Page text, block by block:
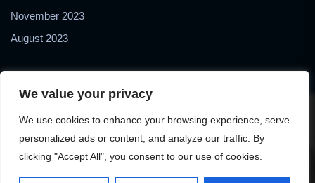
We value your privacy
We use cookies to enhance your browsing experience, serve
personalized ads or content, and analyze our traffic. By
clicking "Accept All", you consent to our use of cookies.
November 2023
August 2023